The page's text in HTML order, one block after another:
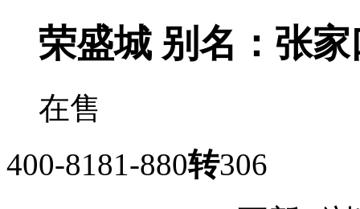
荣盛城 别名：张
在售
400-8181-880转306